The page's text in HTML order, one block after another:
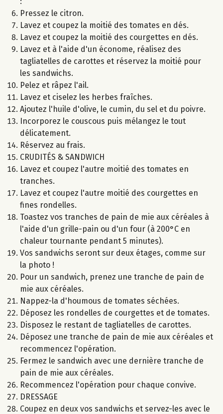
Pressez le citron.
Lavez et coupez la moitié des tomates en dés.
Lavez et coupez la moitié des courgettes en dés.
Lavez et à l'aide d'un économe, réalisez des
tagliatelles de carottes et réservez la moitié pour
les sandwichs.
Pelez et râpez l'ail.
Lavez et ciselez les herbes fraîches.
Ajoutez l'huile d'olive, le cumin, du sel et du poivre.
Incorporez le couscous puis mélangez le tout
délicatement.
Réservez au frais.
CRUDITÉS & SANDWICH
Lavez et coupez l'autre moitié des tomates en
tranches.
Lavez et coupez l'autre moitié des courgettes en
fines rondelles.
Toastez vos tranches de pain de mie aux céréales à
l'aide d'un grille-pain ou d'un four (à 200°C en
chaleur tournante pendant 5 minutes).
Vos sandwichs seront sur deux étages, comme sur
la photo !
Pour un sandwich, prenez une tranche de pain de
mie aux céréales.
Nappez-la d'houmous de tomates séchées.
Déposez les rondelles de courgettes et de tomates.
Disposez le restant de tagliatelles de carottes.
Déposez une tranche de pain de mie aux céréales et
recommencez l'opération.
Fermez le sandwich avec une dernière tranche de
pain de mie aux céréales.
Recommencez l'opération pour chaque convive.
DRESSAGE
Coupez en deux vos sandwichs et servez-les avec le